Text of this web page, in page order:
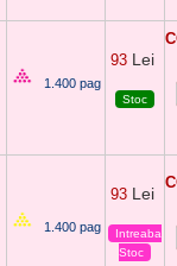
1.400 pag
93 Lei
Stoc
1.400 pag
93 Lei
Intreaba
Stoc